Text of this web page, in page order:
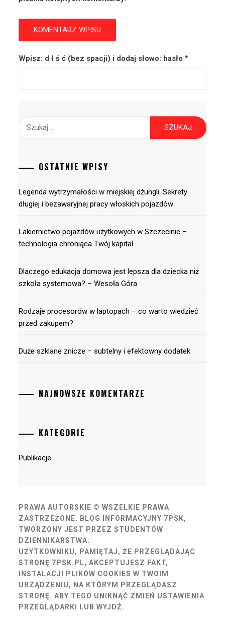
Wpisz: d ł ś ć (bez spacji) i dodaj słowo: hasło*
OSTATNIE WPISY
Legenda wytrzymałości w miejskiej dżungli. Sekrety
długiej i bezawaryjnej pracy włoskich pojazdów
Lakiernictwo pojazdów użytkowych w Szczecinie –
technologia chroniąca Twój kapitał
Dlaczego edukacja domowa jest lepsza dla dziecka niż
szkoła systemowa? – Wesoła Góra
Rodzaje procesorów w laptopach – co warto wiedzieć
przed zakupem?
Duże szklane znicze – subtelny i efektowny dodatek
NAJNOWSZE KOMENTARZE
KATEGORIE
Publikacje
PRAWA AUTORSKIE © WSZELKIE PRAWA
ZASTRZEŻONE. BLOG INFORMACYJNY 7PSK,
TWORZONY JEST PRZEZ STUDENTÓW
DZIENNIKARSTWA.
UŻYTKOWNIKU, PAMIĘTAJ, ŻE PRZEGLĄDAJĄC
STRONĘ 7PSK.PL, AKCEPTUJESZ FAKT,
INSTALACJI PLIKÓW COOKIES W TWOIM
URZĄDZENIU, NA KTÓRYM PRZEGLĄDASZ
STRONĘ. ABY TEGO UNIKNĄĆ ZMIEŃ USTAWIENIA
PRZEGLĄDARKI LUB WYJDŹ.